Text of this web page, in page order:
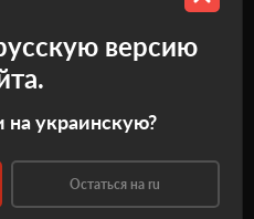
версию
на украинскую?
Остаться на ru